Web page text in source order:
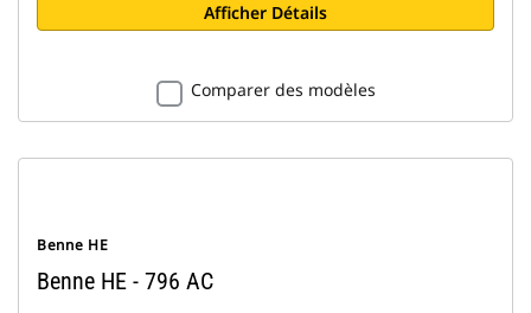
Afficher Détails
Comparer des modèles
Benne HE
Benne HE - 796 AC